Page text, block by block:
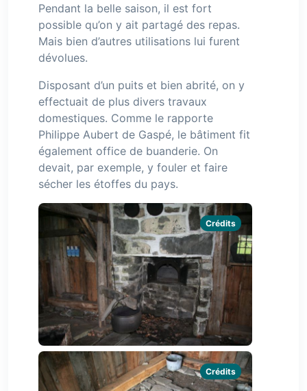
Pendant la belle saison, il est fort
possible qu’on y ait partagé des repas.
Mais bien d’autres utilisations lui furent
dévolues.
Disposant d’un puits et bien abrité, on y
effectuait de plus divers travaux
domestiques. Comme le rapporte
Philippe Aubert de Gaspé, le bâtiment fit
également office de buanderie. On
devait, par exemple, y fouler et faire
sécher les étoffes du pays.
Crédits
Crédits